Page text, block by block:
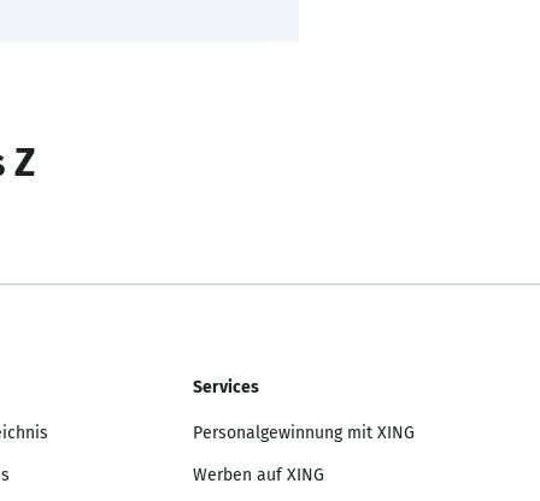
Z
Services
Personalgewinnung mit XING
Werben auf XING